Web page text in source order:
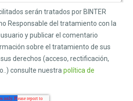
serán tratados por BINTER
Responsable del tratamiento con la
y publicar el comentario
sobre el tratamiento de sus
derechos (acceso, rectificación,
consulte nuestra política de